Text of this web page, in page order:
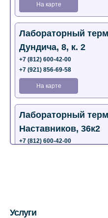
На карте
Лабораторный
Дундича, 8, к. 2
+7 (812) 600-42-00
+7 (921) 856-69-58
На карте
Лабораторный
Наставников, 36к2
+7 (812) 600-42-00
Пестеля, 25А
Услуги